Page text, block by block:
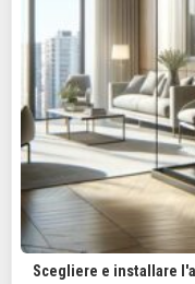
Scegliere e installare